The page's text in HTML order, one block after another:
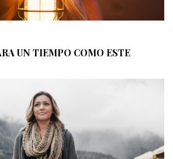
UN TIEMPO COMO ESTE